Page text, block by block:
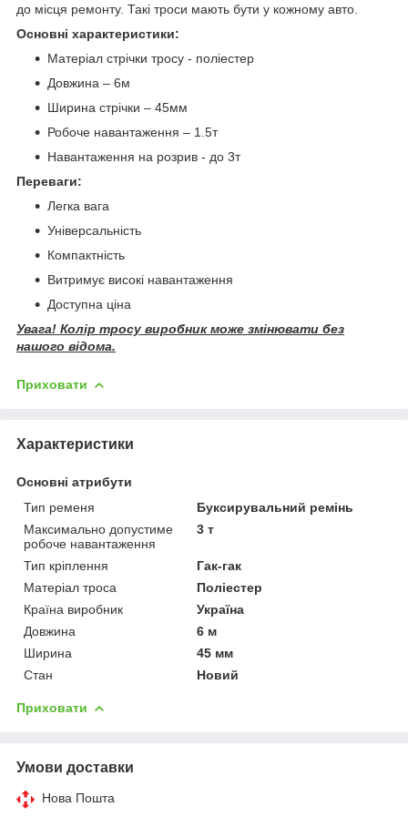
до місця ремонту. Такі троси мають бути у кожному авто.
Основні характеристики:
Матеріал стрічки тросу - поліестер
Довжина – 6м
Ширина стрічки – 45мм
Робоче навантаження – 1.5т
Навантаження на розрив - до 3т
Переваги:
Легка вага
Універсальність
Компактність
Витримує високі навантаження
Доступна ціна
Увага! Колір тросу виробник може змінювати без
нашого відома.
Приховати
Характеристики
Основні атрибути
Тип ременя
Буксирувальний ремінь
Максимально допустиме
робоче навантаження
3 т
Тип кріплення
Гак-гак
Матеріал троса
Поліестер
Країна виробник
Україна
Довжина
6 м
Ширина
45 мм
Стан
Новий
Приховати
Умови доставки
Нова Пошта